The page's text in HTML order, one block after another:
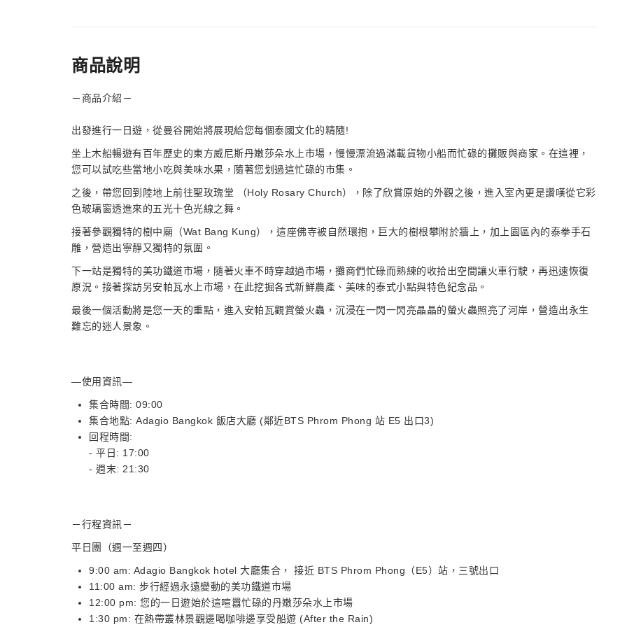
商品說明
－商品介紹－
出發進行一日遊，從曼谷開始將展現給您每個泰國文化的精隨!
坐上木船暢遊有百年歷史的東方威尼斯丹嫩莎朵水上市場，慢慢漂流過滿載貨物小船而忙碌的攤販與商家。在這裡，
您可以試吃些當地小吃與美味水果，隨著您划過這忙碌的市集。
之後，帶您回到陸地上前往聖玫瑰堂 （Holy Rosary Church），除了欣賞原始的外觀之後，進入室內更是讚嘆從它彩
色玻璃窗透進來的五光十色光線之舞。
接著參觀獨特的樹中廟（Wat Bang Kung），這座佛寺被自然環抱，巨大的樹根攀附於牆上，加上園區內的泰拳手石
雕，營造出寧靜又獨特的氛圍。
下一站是獨特的美功鐵道市場，隨著火車不時穿越過市場，攤商們忙碌而熟練的收拾出空間讓火車行駛，再迅速恢復
原況。接著探訪另安帕瓦水上市場，在此挖掘各式新鮮農產、美味的泰式小點與特色紀念品。
最後一個活動將是您一天的重點，進入安帕瓦觀賞螢火蟲，沉浸在一閃一閃亮晶晶的螢火蟲照亮了河岸，營造出永生
難忘的迷人景象。
—使用資訊—
集合時間: 09:00
集合地點: Adagio Bangkok 飯店大廳 (鄰近BTS Phrom Phong 站 E5 出口3)
回程時間:
- 平日: 17:00
- 週末: 21:30
－行程資訊－
平日團（週一至週四）
9:00 am: Adagio Bangkok hotel 大廳集合， 接近 BTS Phrom Phong（E5）站，三號出口
11:00 am: 步行經過永遠變動的美功鐵道市場
12:00 pm: 您的一日遊始於這喧囂忙碌的丹嫩莎朵水上市場
1:30 pm: 在熱帶叢林景觀邊喝咖啡邊享受船遊 (After the Rain)